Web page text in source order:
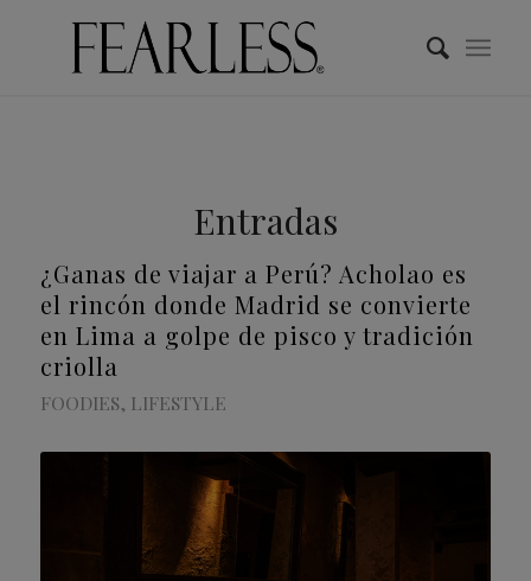
Entradas
¿Ganas de viajar a Perú? Acholao es
el rincón donde Madrid se convierte
en Lima a golpe de pisco y tradición
criolla
FOODIES, LIFESTYLE